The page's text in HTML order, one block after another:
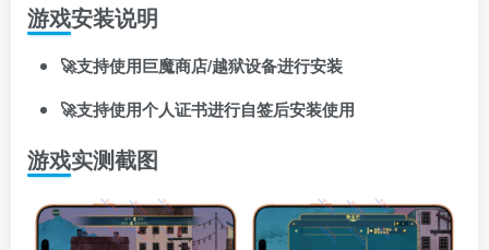
游戏安装说明
🚀支持使用巨魔商店/越狱设备进行安装
🚀支持使用个人证书进行自签后安装使用
游戏实测截图